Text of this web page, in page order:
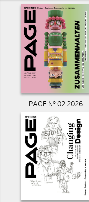
PAGE N° 02 2026